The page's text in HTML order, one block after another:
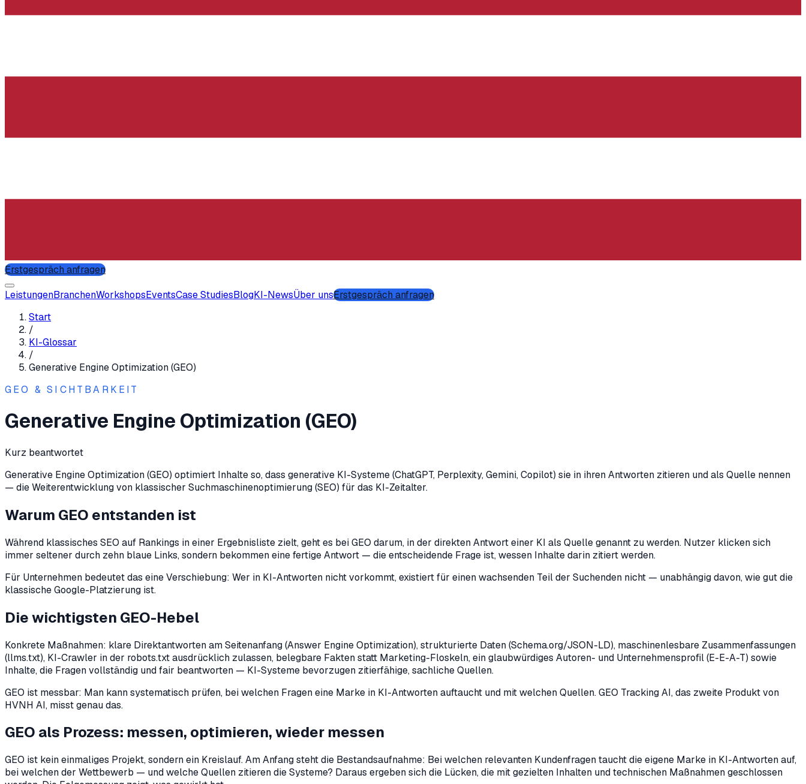
Erstgespräch anfragen
LeistungenBranchenWorkshopsEventsCase StudiesBlogKI-NewsÜber unsErstgespräch anfragen
Start
/
KI-Glossar
/
Generative Engine Optimization (GEO)
GEO & SICHTBARKEIT
Generative Engine Optimization (GEO)
Kurz beantwortet
Generative Engine Optimization (GEO) optimiert Inhalte so, dass generative KI-Systeme (ChatGPT, Perplexity, Gemini, Copilot) sie in ihren Antworten zitieren und als Quelle nennen
— die Weiterentwicklung von klassischer Suchmaschinenoptimierung (SEO) für das KI-Zeitalter.
Warum GEO entstanden ist
Während klassisches SEO auf Rankings in einer Ergebnisliste zielt, geht es bei GEO darum, in der direkten Antwort einer KI als Quelle genannt zu werden. Nutzer klicken sich
immer seltener durch zehn blaue Links, sondern bekommen eine fertige Antwort — die entscheidende Frage ist, wessen Inhalte darin zitiert werden.
Für Unternehmen bedeutet das eine Verschiebung: Wer in KI-Antworten nicht vorkommt, existiert für einen wachsenden Teil der Suchenden nicht — unabhängig davon, wie gut die
klassische Google-Platzierung ist.
Die wichtigsten GEO-Hebel
Konkrete Maßnahmen: klare Direktantworten am Seitenanfang (Answer Engine Optimization), strukturierte Daten (Schema.org/JSON-LD), maschinenlesbare Zusammenfassungen
(llms.txt), KI-Crawler in der robots.txt ausdrücklich zulassen, belegbare Fakten statt Marketing-Floskeln, ein glaubwürdiges Autoren- und Unternehmensprofil (E-E-A-T) sowie
Inhalte, die Fragen vollständig und fair beantworten — KI-Systeme bevorzugen zitierfähige, sachliche Quellen.
GEO ist messbar: Man kann systematisch prüfen, bei welchen Fragen eine Marke in KI-Antworten auftaucht und mit welchen Quellen. GEO Tracking AI, das zweite Produkt von
HVNH AI, misst genau das.
GEO als Prozess: messen, optimieren, wieder messen
GEO ist kein einmaliges Projekt, sondern ein Kreislauf. Am Anfang steht die Bestandsaufnahme: Bei welchen relevanten Kundenfragen taucht die eigene Marke in KI-Antworten auf,
bei welchen der Wettbewerb — und welche Quellen zitieren die Systeme? Daraus ergeben sich die Lücken, die mit gezielten Inhalten und technischen Maßnahmen geschlossen